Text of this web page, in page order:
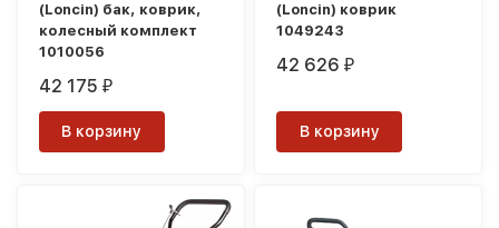
(Loncin) бак, коврик,
колесный комплект
1010056
42 175₽
В корзину
(Loncin) коврик
1049243
42 626₽
В корзину